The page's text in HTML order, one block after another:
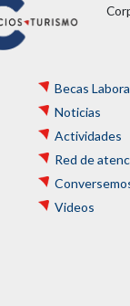
Becas
Noticias
Actividades
Red de
Videos